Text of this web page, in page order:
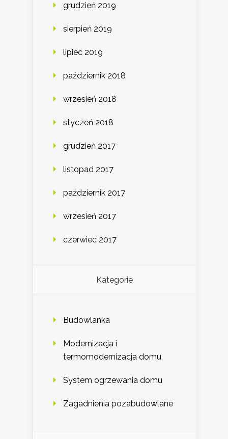
grudzień 2019
sierpień 2019
lipiec 2019
październik 2018
wrzesień 2018
styczeń 2018
grudzień 2017
listopad 2017
październik 2017
wrzesień 2017
czerwiec 2017
Kategorie
Budowlanka
Modernizacja i
termomodernizacja domu
System ogrzewania domu
Zagadnienia pozabudowlane